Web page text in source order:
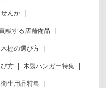
んか
献する店舗備品
棚の選び方
方 木製ハンガー特集
生用品特集